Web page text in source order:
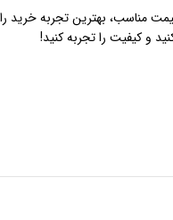
مناسب، بهترین تجربه
و کیفیت را تجربه کنید!